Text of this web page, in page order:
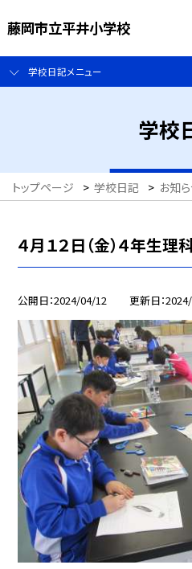
藤岡市立平井小学校
学校日記メニュー
学校
トップページ > 学校日記 > お知
４月１２日（金）４年生
公開日 2024/04/12 更新日